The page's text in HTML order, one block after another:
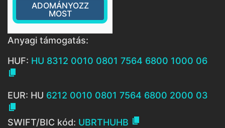
ADOMÁNYOZZ
MOST
Anyagi támogatás:
HUF: HU 8312 0010 0801 7564 6800 1000 06

EUR: HU 6212 0010 0801 7564 6800 2000 03

SWIFT/BIC kód: UBRTHUHB 